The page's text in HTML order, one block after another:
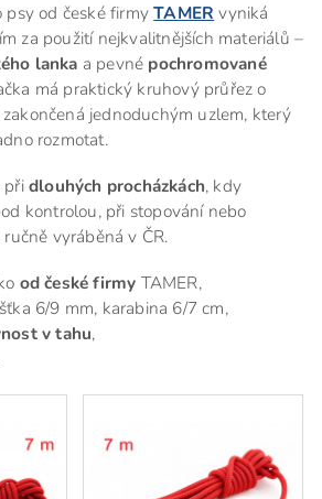
psy od české firmyTAMER vyniká
za použití nejkvalitnějších materiálů –
lanka a pevné pochromované
má praktický kruhový průřez o
jednoduchým uzlem, který
rozmotat.
přidlouhých procházkách, kdy
kontrolou, při stopování nebo
vyráběná v ČR.
od české firmy TAMER,
6/9 mm, karabina 6/7 cm,
v tahu,